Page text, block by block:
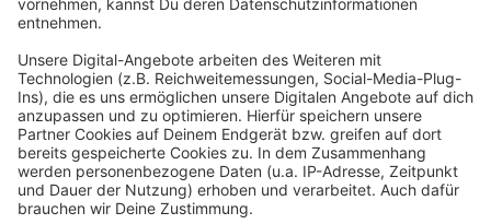
"Opfern" über die Telefonate aus den letzten zwei
dabei ergangen ist und wobei er selbst mal ins
Schleudern gekommen ist. Viel Spaß beim Zuhören und
bitte nicht erschrecken, wenn dabei das Telefon
klingelt. Es muss ja nicht unbedingt Elvis Eifel dran
sein.
Anzeige